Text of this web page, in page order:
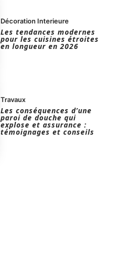
Décoration Interieure
Les tendances modernes
pour les cuisines étroites
en longueur en 2026
Travaux
Les conséquences d’une
paroi de douche qui
explose et assurance :
témoignages et conseils